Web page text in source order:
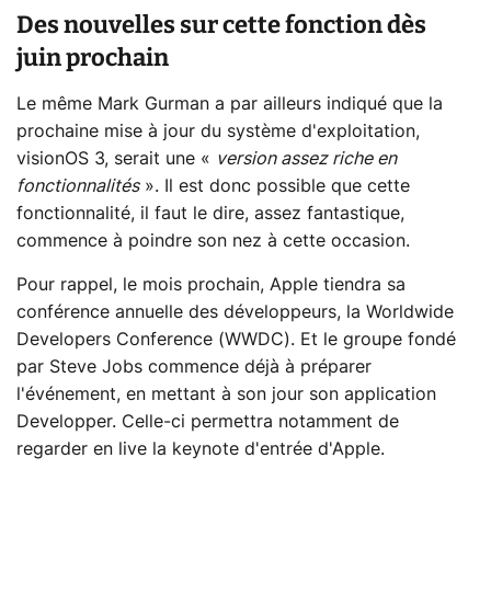
Des nouvelles sur cette fonction dès
juin prochain
Le même Mark Gurman a par ailleurs indiqué que la
prochaine mise à jour du système d'exploitation,
visionOS 3, serait une « version assez riche en
fonctionnalités». Il est donc possible que cette
fonctionnalité, il faut le dire, assez fantastique,
commence à poindre son nez à cette occasion.
Pour rappel, le mois prochain, Apple tiendra sa
conférence annuelle des développeurs, la Worldwide
Developers Conference (WWDC). Et le groupe fondé
par Steve Jobs commence déjà à préparer
l'événement, en mettant à son jour son application
Developper. Celle-ci permettra notamment de
regarder en live la keynote d'entrée d'Apple.